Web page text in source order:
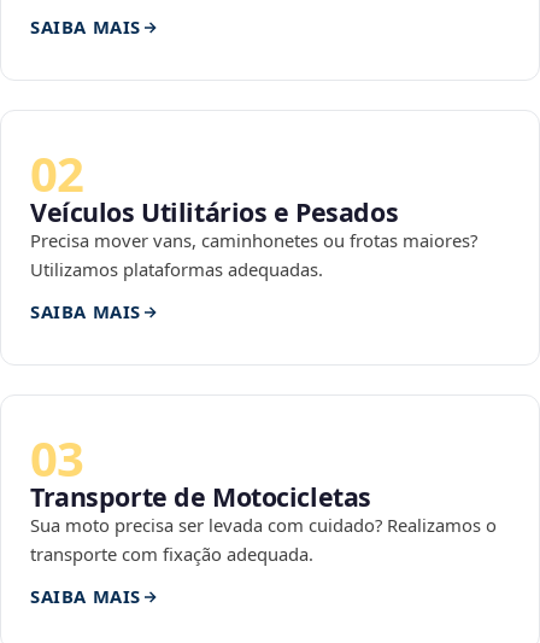
SAIBA MAIS
02
Veículos Utilitários e Pesados
Precisa mover vans, caminhonetes ou frotas maiores?
Utilizamos plataformas adequadas.
SAIBA MAIS
03
Transporte de Motocicletas
Sua moto precisa ser levada com cuidado? Realizamos o
transporte com fixação adequada.
SAIBA MAIS